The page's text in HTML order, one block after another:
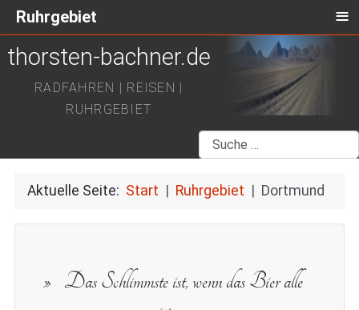
thorsten-bachner.de
RADFAHREN | REISEN |
RUHRGEBIET
Suchen
Aktuelle Seite: Start Ruhrgebiet Dortmund
Das Schlimmste ist, wenn das Bier alle
Ruhrgebiet ≡